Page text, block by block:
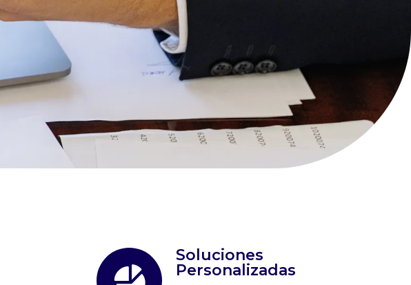
Soluciones
Personalizadas